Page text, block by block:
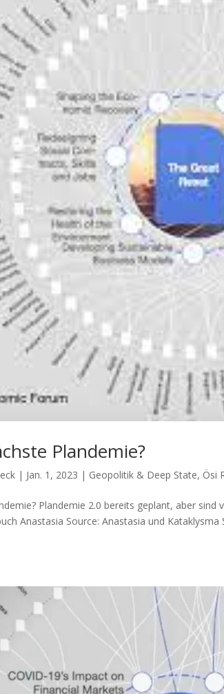
Plandemie?
| Jan. 1, 2023 | Geopolitik & Deep State, Ösi
Plan­de­mie 2.0 bereits geplant, aber sind
Anastasia Source: Ana­sta­sia und